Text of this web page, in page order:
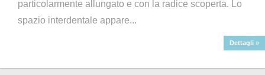
particolarmente allungato e con la radice scoperta. Lo
spazio interdentale appare...
Dettagli »